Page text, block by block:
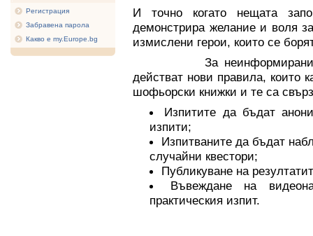
Регистрация
Забравена парола
Какво е my.Europe.bg
И точно когато нещата
демонстрира желание и воля
измислени герои, които се
За неинформирания
действат нови правила, които
шофьорски книжки и те са
Изпитите да бъдат
изпити;
Изпитваните да бъдат
случайни квестори;
Публикуване на
Въвеждане на
практическия изпит.